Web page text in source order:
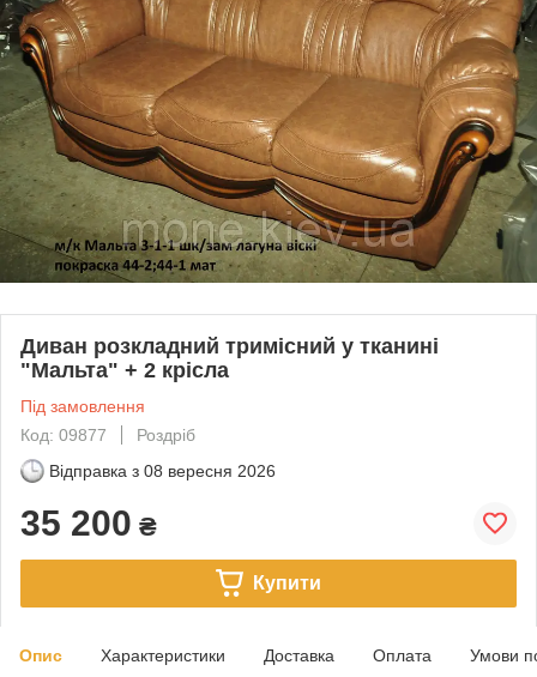
Диван розкладний тримісний у тканині
"Мальта" + 2 крісла
Під замовлення
Код: 09877
Роздріб
Відправка з 08 вересня 2026
35 200 ₴
Купити
Опис Характеристики Доставка Оплата Умови